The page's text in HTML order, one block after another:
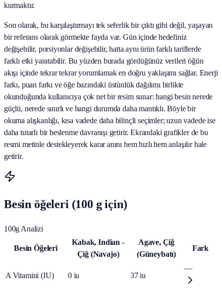
kurmaktır.
Son olarak, bu karşılaştırmayı tek seferlik bir çıktı gibi değil, yaşayan
bir referans olarak görmekte fayda var. Gün içinde hedefiniz
değişebilir, porsiyonlar değişebilir, hatta aynı ürün farklı tariflerde
farklı etki yaratabilir. Bu yüzden burada gördüğünüz verileri öğün
akışı içinde tekrar tekrar yorumlamak en doğru yaklaşımı sağlar. Enerji
farkı, puan farkı ve öğe bazındaki üstünlük dağılımı birlikte
okunduğunda kullanıcıya çok net bir resim sunar: hangi besin nerede
güçlü, nerede sınırlı ve hangi durumda daha mantıklı. Böyle bir
okuma alışkanlığı, kısa vadede daha bilinçli seçimler; uzun vadede ise
daha tutarlı bir beslenme davranışı getirir. Ekrandaki grafikler de bu
resmi metinle destekleyerek karar anını hem hızlı hem anlaşılır hale
getirir.
Besin öğeleri (100 g için)
100g Analizi
Besin Öğeleri
Kabak, Indian -
Çiğ (Navajo)
Agave, Çiğ
(Güneybatı)
Fark
A Vitamini (IU) 0 iu 37 iu
—